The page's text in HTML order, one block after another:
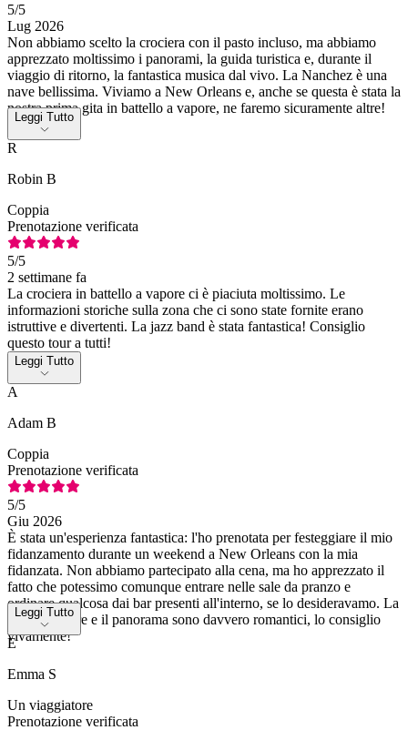
5/5
Lug 2026
Non abbiamo scelto la crociera con il pasto incluso, ma abbiamo
apprezzato moltissimo i panorami, la guida turistica e, durante il
viaggio di ritorno, la fantastica musica dal vivo. La Nanchez è una
nave bellissima. Viviamo a New Orleans e, anche se questa è stata la
nostra prima gita in battello a vapore, ne faremo sicuramente altre!
Leggi Tutto
R
Robin B
Coppia
Prenotazione verificata
5/5
2 settimane fa
La crociera in battello a vapore ci è piaciuta moltissimo. Le
informazioni storiche sulla zona che ci sono state fornite erano
istruttive e divertenti. La jazz band è stata fantastica! Consiglio
questo tour a tutti!
Leggi Tutto
A
Adam B
Coppia
Prenotazione verificata
5/5
Giu 2026
È stata un'esperienza fantastica: l'ho prenotata per festeggiare il mio
fidanzamento durante un weekend a New Orleans con la mia
fidanzata. Non abbiamo partecipato alla cena, ma ho apprezzato il
fatto che potessimo comunque entrare nelle sale da pranzo e
ordinare qualcosa dai bar presenti all'interno, se lo desideravamo. La
nave a vapore e il panorama sono davvero romantici, lo consiglio
vivamente!
Leggi Tutto
E
Emma S
Un viaggiatore
Prenotazione verificata